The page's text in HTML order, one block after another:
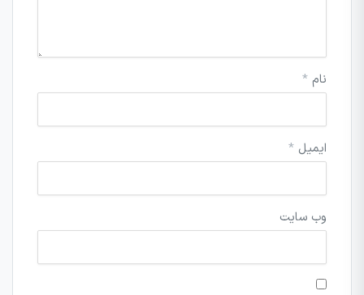
نام *
ایمیل *
وب‌ سایت